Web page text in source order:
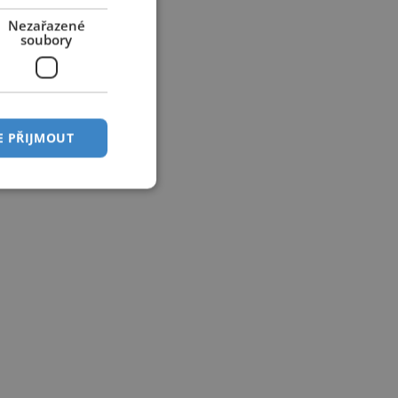
Nezařazené
soubory
PŘIJMOUT